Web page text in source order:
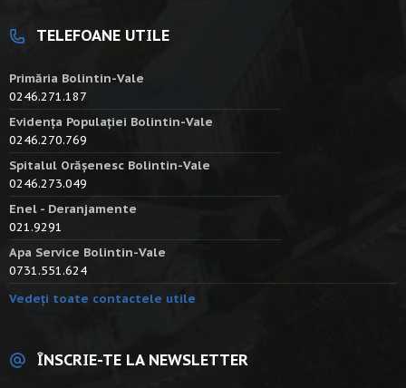
TELEFOANE UTILE
Primăria Bolintin-Vale
0246.271.187
Evidența Populației Bolintin-Vale
0246.270.769
Spitalul Orășenesc Bolintin-Vale
0246.273.049
Enel - Deranjamente
021.9291
Apa Service Bolintin-Vale
0731.551.624
Vedeți toate contactele utile
ÎNSCRIE-TE LA NEWSLETTER